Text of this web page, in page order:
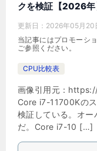
クを検証【2026年
更新日： 2026年05月20
当記事にはプロモーシ
ご参照ください。
CPU比較表
画像引用元：
Core i7-11700Kの
検証している。オ
だ。Core i7-10 […]